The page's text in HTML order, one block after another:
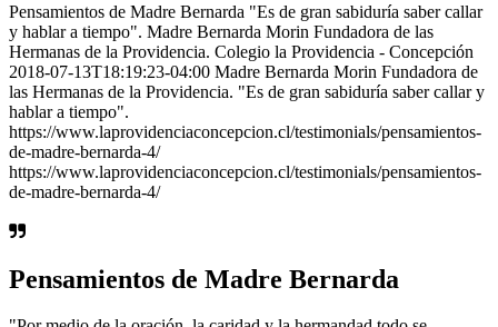
Pensamientos de Madre Bernarda "Es de gran sabiduría saber callar
y hablar a tiempo". Madre Bernarda Morin Fundadora de las
Hermanas de la Providencia. Colegio la Providencia - Concepción
2018-07-13T18:19:23-04:00 Madre Bernarda Morin Fundadora de
las Hermanas de la Providencia. "Es de gran sabiduría saber callar y
hablar a tiempo".
https://www.laprovidenciaconcepcion.cl/testimonials/pensamientos-
de-madre-bernarda-4/
https://www.laprovidenciaconcepcion.cl/testimonials/pensamientos-
de-madre-bernarda-4/
Pensamientos de Madre Bernarda